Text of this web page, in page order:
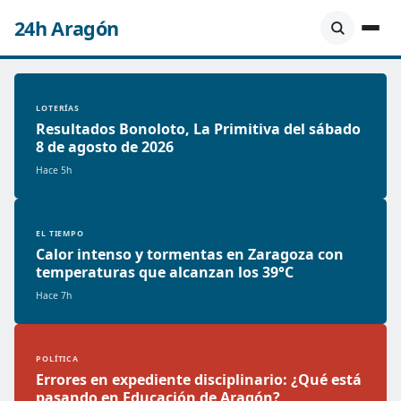
24h Aragón
LOTERÍAS
Resultados Bonoloto, La Primitiva del sábado
8 de agosto de 2026
Hace 5h
EL TIEMPO
Calor intenso y tormentas en Zaragoza con
temperaturas que alcanzan los 39°C
Hace 7h
POLÍTICA
Errores en expediente disciplinario: ¿Qué está